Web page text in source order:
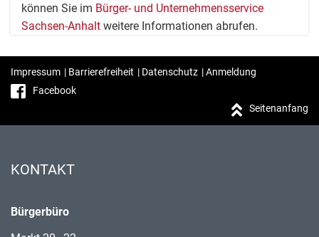
können Sie im Bürger- und Unternehmensservice
Sachsen-Anhalt weitere Informationen abrufen.
Impressum | Barrierefreiheit | Datenschutz |Anmeldung
Facebook
Seitenanfang
KONTAKT
Bürgerbüro